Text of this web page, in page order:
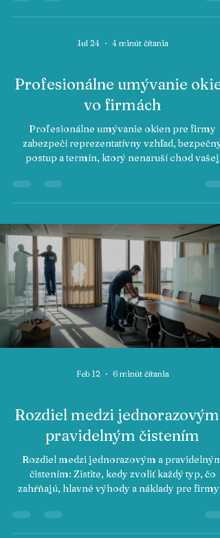
Jul 24 4 minút čítania
Profesionálne umývanie
vo firmách
Profesionálne umývanie okien pre firmy
zabezpečí reprezentatívny vzhľad, bezpečný
postup a termín, ktorý nenaruší chod vašej
Feb 12 6 minút čítania
Rozdiel medzi jednorazovým
pravidelným čistením
Rozdiel medzi jednorazovým a pravidelným
čistením: Zistite, kedy zvoliť každý typ, čo
zahŕňajú, hlavné výhody a náklady pre firmy v